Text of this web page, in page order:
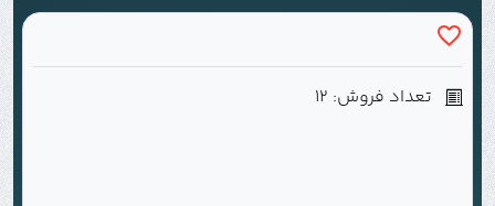
تعداد فروش: 12